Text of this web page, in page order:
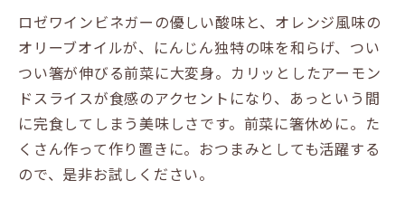
ロゼワインビネガーの優しい酸味と、オレンジ風味の
オリーブオイルが、にんじん独特の味を和らげ、つい
つい箸が伸びる前菜に大変身。カリッとしたアーモン
ドスライスが食感のアクセントになり、あっという間
に完食してしまう美味しさです。前菜に箸休めに。た
くさん作って作り置きに。おつまみとしても活躍する
ので、是非お試しください。